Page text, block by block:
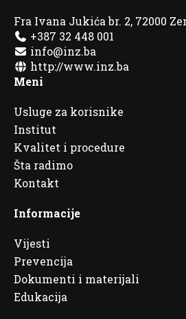
Fra Ivana Jukića br. 2, 72000
+387 32 448 001
info@inz.ba
http://www.inz.ba
Meni
Usluge za korisnike
Institut
Kvalitet i procedure
Šta radimo
Kontakt
Informacije
Vijesti
Prevencija
Dokumenti i materijali
Edukacija